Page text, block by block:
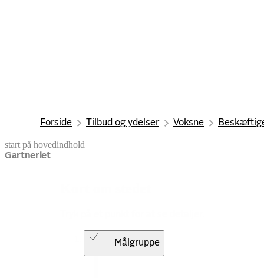
Forside Tilbud og ydelser Voksne
start på hovedindhold
Gartneriet
senest opdateret 9. februar 2026
Målgruppe